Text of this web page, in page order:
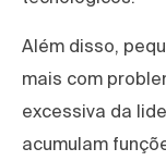
Além disso,
mais com
excessiva da
acumulam